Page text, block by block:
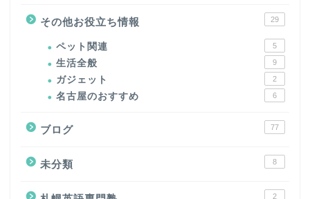
その他お役立ち情報 29
ペット関連 5
生活全般 9
ガジェット 2
名古屋のおすすめ 6
ブログ 77
未分類 8
2